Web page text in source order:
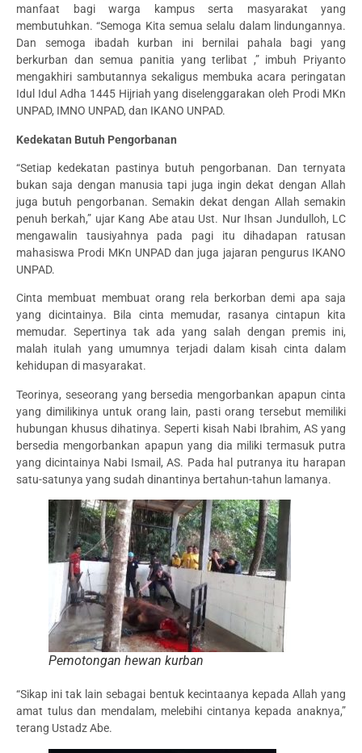
manfaat bagi warga kampus serta masyarakat yang
membutuhkan. “Semoga Kita semua selalu dalam lindungannya.
Dan semoga ibadah kurban ini bernilai pahala bagi yang
berkurban dan semua panitia yang terlibat ,” imbuh Priyanto
mengakhiri sambutannya sekaligus membuka acara peringatan
Idul Idul Adha 1445 Hijriah yang diselenggarakan oleh Prodi MKn
UNPAD, IMNO UNPAD, dan IKANO UNPAD.
Kedekatan Butuh Pengorbanan
“Setiap kedekatan pastinya butuh pengorbanan. Dan ternyata
bukan saja dengan manusia tapi juga ingin dekat dengan Allah
juga butuh pengorbanan. Semakin dekat dengan Allah semakin
penuh berkah,” ujar Kang Abe atau Ust. Nur Ihsan Jundulloh, LC
mengawalin tausiyahnya pada pagi itu dihadapan ratusan
mahasiswa Prodi MKn UNPAD dan juga jajaran pengurus IKANO
UNPAD.
Cinta membuat membuat orang rela berkorban demi apa saja
yang dicintainya. Bila cinta memudar, rasanya cintapun kita
memudar. Sepertinya tak ada yang salah dengan premis ini,
malah itulah yang umumnya terjadi dalam kisah cinta dalam
kehidupan di masyarakat.
Teorinya, seseorang yang bersedia mengorbankan apapun cinta
yang dimilikinya untuk orang lain, pasti orang tersebut memiliki
hubungan khusus dihatinya. Seperti kisah Nabi Ibrahim, AS yang
bersedia mengorbankan apapun yang dia miliki termasuk putra
yang dicintainya Nabi Ismail, AS. Pada hal putranya itu harapan
satu-satunya yang sudah dinantinya bertahun-tahun lamanya.
Pemotongan hewan kurban
“Sikap ini tak lain sebagai bentuk kecintaanya kepada Allah yang
amat tulus dan mendalam, melebihi cintanya kepada anaknya,”
terang Ustadz Abe.